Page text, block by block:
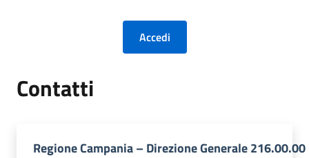
Contatti
Regione Campania – Direzione Generale 216.00.00